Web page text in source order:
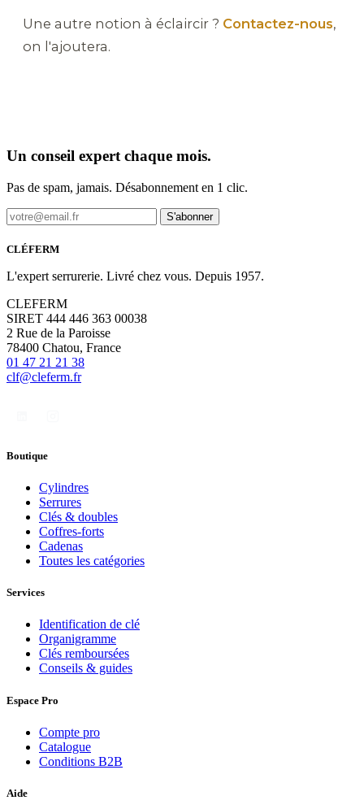
Une autre notion à éclaircir ? Contactez-nous,
on l'ajoutera.
Un conseil expert chaque mois.
Pas de spam, jamais. Désabonnement en 1 clic.
S'abonner
CLÉFERM
L'expert serrurerie. Livré chez vous. Depuis 1957.
CLEFERM
SIRET 444 446 363 00038
2 Rue de la Paroisse
78400 Chatou, France
01 47 21 21 38
clf@cleferm.fr
Boutique
Cylindres
Serrures
Clés & doubles
Coffres-forts
Cadenas
Toutes les catégories
Services
Identification de clé
Organigramme
Clés remboursées
Conseils & guides
Espace Pro
Compte pro
Catalogue
Conditions B2B
Aide